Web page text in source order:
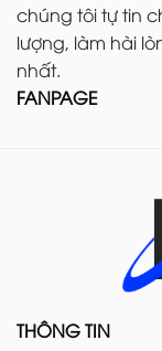
chúng tôi tự tin
lượng, làm hài
nhất.
FANPAGE
THÔNG TIN